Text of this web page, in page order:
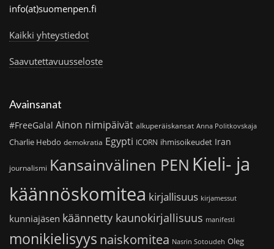
info(at)suomenpen.fi
Kaikki yhteystiedot
Saavutettavuusseloste
Avainsanat
#FreeGalal Ainon nimipäivät alkuperäiskansat Anna Politkovskaja
Charlie Hebdo demokratia Egypti ICORN ihmisoikeudet Iran
journalismi Kansainvälinen PEN Kieli- ja
käännöskomitea kirjallisuus kirjamessut
kunniajäsen käännetty kaunokirjallisuus manifesti
monikielisyys naiskomitea Nasrin Sotoudeh Oleg